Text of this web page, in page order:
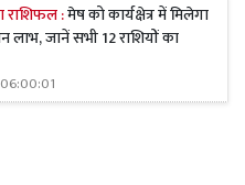
राशिफल :मेष को कार्यक्षेत्र में मिलेगा
लाभ, जानें सभी 12 राशियों का